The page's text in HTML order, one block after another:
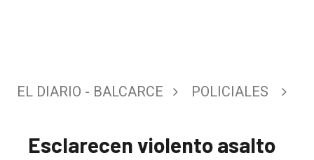
EL DIARIO - BALCARCE POLICIALES
Esclarecen violento asalto